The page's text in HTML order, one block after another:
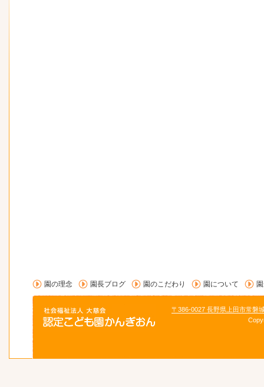
園の理念 園長ブログ 園のこだわり 園について
〒386-0027 長野県上田市常磐